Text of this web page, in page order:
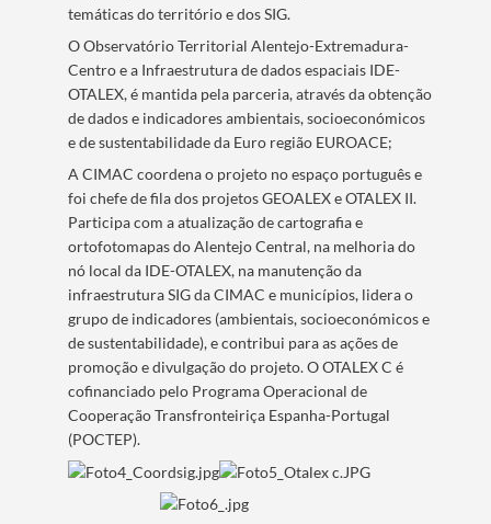
temáticas do território e dos SIG.
O Observatório Territorial Alentejo-Extremadura-
Centro e a Infraestrutura de dados espaciais IDE-
OTALEX, é mantida pela parceria, através da obtenção
de dados e indicadores ambientais, socioeconómicos
e de sustentabilidade da Euro região EUROACE;
A CIMAC coordena o projeto no espaço português e
foi chefe de fila dos projetos GEOALEX e OTALEX II.
Participa com a atualização de cartografia e
ortofotomapas do Alentejo Central, na melhoria do
nó local da IDE-OTALEX, na manutenção da
infraestrutura SIG da CIMAC e municípios, lidera o
grupo de indicadores (ambientais, socioeconómicos e
de sustentabilidade), e contribui para as ações de
promoção e divulgação do projeto. O OTALEX C é
cofinanciado pelo Programa Operacional de
Cooperação Transfronteiriça Espanha-Portugal
(POCTEP).